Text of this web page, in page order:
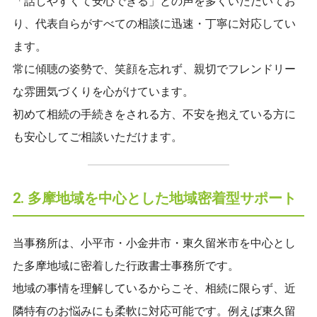
り、代表自らがすべての相談に迅速・丁寧に対応してい
ます。
常に傾聴の姿勢で、笑顔を忘れず、親切でフレンドリー
な雰囲気づくりを心がけています。
初めて相続の手続きをされる方、不安を抱えている方に
も安心してご相談いただけます。
2. 多摩地域を中心とした地域密着型サポート
当事務所は、小平市・小金井市・東久留米市を中心とし
た多摩地域に密着した行政書士事務所です。
地域の事情を理解しているからこそ、相続に限らず、近
隣特有のお悩みにも柔軟に対応可能です。例えば東久留